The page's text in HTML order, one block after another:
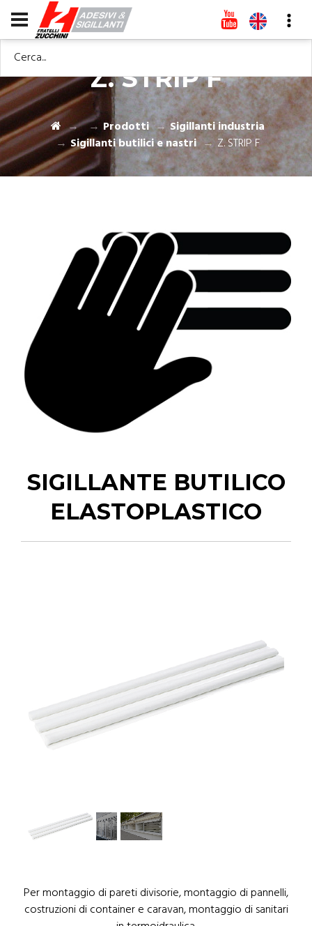
Cerca...
Z. STRIP F
Prodotti
Sigillanti industria
Sigillanti butilici e nastri
Z. STRIP F
SIGILLANTE BUTILICO
ELASTOPLASTICO
Per montaggio di pareti divisorie, montaggio di pannelli,
costruzioni di container e caravan, montaggio di sanitari